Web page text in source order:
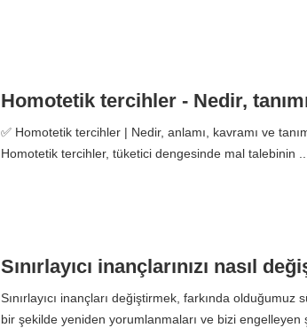
Homotetik tercihler - Nedir,
✅ Homotetik tercihler | Nedir, anlamı, kavramı ve
Homotetik tercihler, tüketici dengesinde mal talebinin
Sınırlayıcı inançlarınızı nasıl
Sınırlayıcı inançları değiştirmek, farkında olduğumuz
bir şekilde yeniden yorumlanmaları ve bizi engelleyen